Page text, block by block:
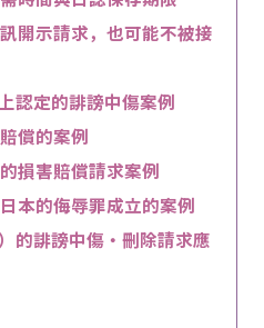
開示請求，也可能不被接
認定的誹謗中傷案例
償的案例
損害賠償請求案例
本的侮辱罪成立的案例
的誹謗中傷・刪除請求應